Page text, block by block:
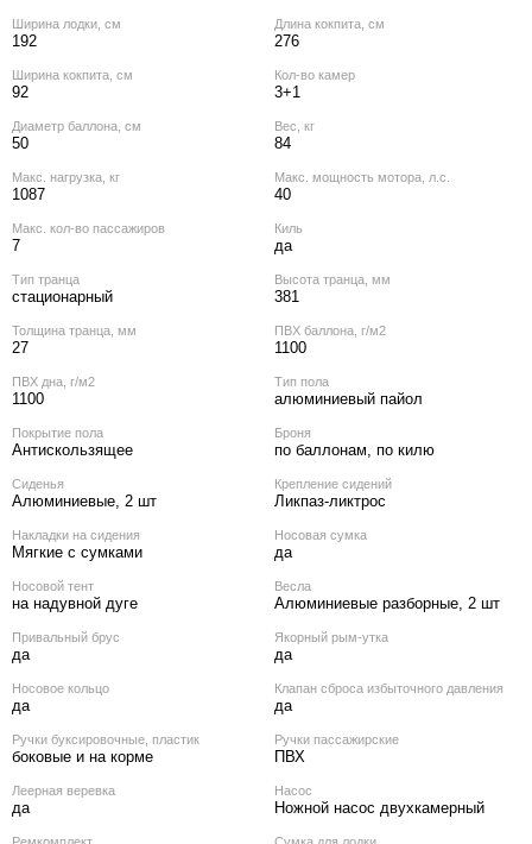
Ширина лодки, см
192
Длина кокпита, см
276
Ширина кокпита, см
92
Кол‑во камер
3+1
Диаметр баллона, см
50
Вес, кг
84
Макс. нагрузка, кг
1087
Макс. мощность мотора, л.с.
40
Макс. кол‑во пассажиров
7
Киль
да
Тип транца
стационарный
Высота транца, мм
381
Толщина транца, мм
27
ПВХ баллона, г/м2
1100
ПВХ дна, г/м2
1100
Тип пола
алюминиевый пайол
Покрытие пола
Антискользящее
Броня
по баллонам, по килю
Сиденья
Алюминиевые, 2 шт
Крепление сидений
Ликпаз-ликтрос
Накладки на сидения
Мягкие с сумками
Носовая сумка
да
Носовой тент
на надувной дуге
Весла
Алюминиевые разборные, 2 шт
Привальный брус
да
Якорный рым-утка
да
Носовое кольцо
да
Клапан сброса избыточного давления
да
Ручки буксировочные, пластик
боковые и на корме
Ручки пассажирские
ПВХ
Леерная веревка
да
Насос
Ножной насос двухкамерный